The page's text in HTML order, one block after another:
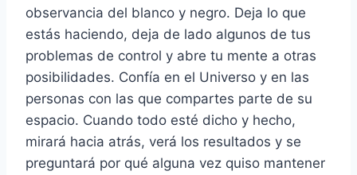
observancia del blanco y negro. Deja lo que
estás haciendo, deja de lado algunos de tus
problemas de control y abre tu mente a otras
posibilidades. Confía en el Universo y en las
personas con las que compartes parte de su
espacio. Cuando todo esté dicho y hecho,
mirará hacia atrás, verá los resultados y se
preguntará por qué alguna vez quiso mantener